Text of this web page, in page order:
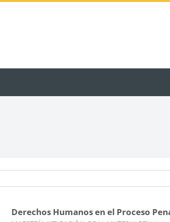
Derechos Humanos en el Proceso